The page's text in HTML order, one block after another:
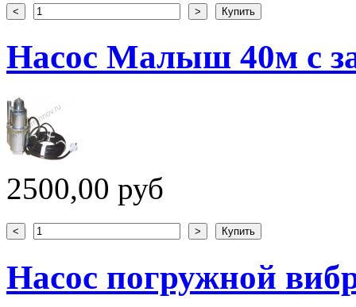
Насос Малыш 40м с
2500,00 руб
Насос погружной